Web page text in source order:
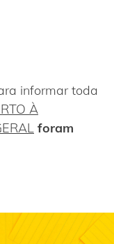
informar toda
À
foram